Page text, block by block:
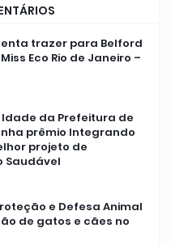
trazer para Belford
Eco Rio de Janeiro –
Idade da Prefeitura de
prêmio Integrando
projeto de
Saudável
e Defesa Animal
de gatos e cães no